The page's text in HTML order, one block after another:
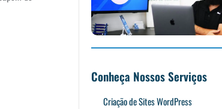
Conheça Nossos Serviços
Criação de Sites WordPress